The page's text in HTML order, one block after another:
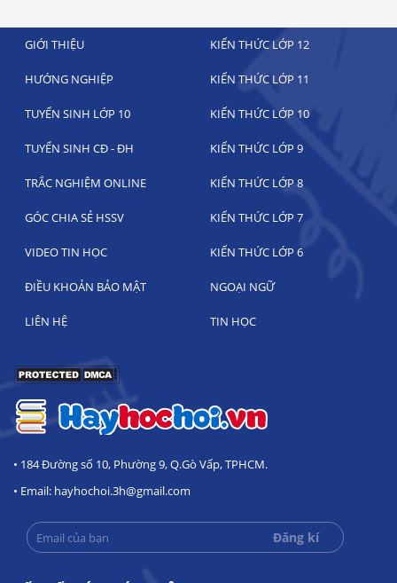
GIỚI THIỆU KIẾN THỨC LỚP 12
HƯỚNG NGHIỆP KIẾN THỨC LỚP 11
TUYỂN SINH LỚP 10 KIẾN THỨC LỚP 10
TUYỂN SINH CĐ - ĐH KIẾN THỨC LỚP 9
TRẮC NGHIỆM ONLINE KIẾN THỨC LỚP 8
GÓC CHIA SẺ HSSV KIẾN THỨC LỚP 7
VIDEO TIN HỌC KIẾN THỨC LỚP 6
ĐIỀU KHOẢN BẢO MẬT NGOẠI NGỮ
LIÊN HỆ TIN HỌC
• 184 Đường số 10, Phường 9, Q.Gò Vấp, TPHCM.
• Email: hayhochoi.3h@gmail.com